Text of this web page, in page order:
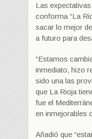
Las
conforma “La
sacar lo mejor
a futuro para
“Estamos
inmediato, hizo
sido una las
que La Rioja
fue el
en inmejorables
Añadió que